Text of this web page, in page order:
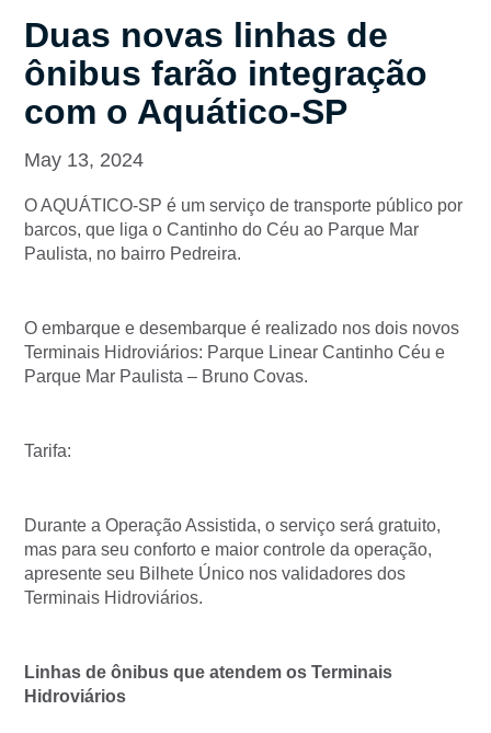
Duas novas linhas de
ônibus farão integração
com o Aquático-SP
May 13, 2024
O AQUÁTICO-SP é um serviço de transporte público por
barcos, que liga o Cantinho do Céu ao Parque Mar
Paulista, no bairro Pedreira.
O embarque e desembarque é realizado nos dois novos
Terminais Hidroviários: Parque Linear Cantinho Céu e
Parque Mar Paulista – Bruno Covas.
Tarifa:
Durante a Operação Assistida, o serviço será gratuito,
mas para seu conforto e maior controle da operação,
apresente seu Bilhete Único nos validadores dos
Terminais Hidroviários.
Linhas de ônibus que atendem os Terminais
Hidroviários